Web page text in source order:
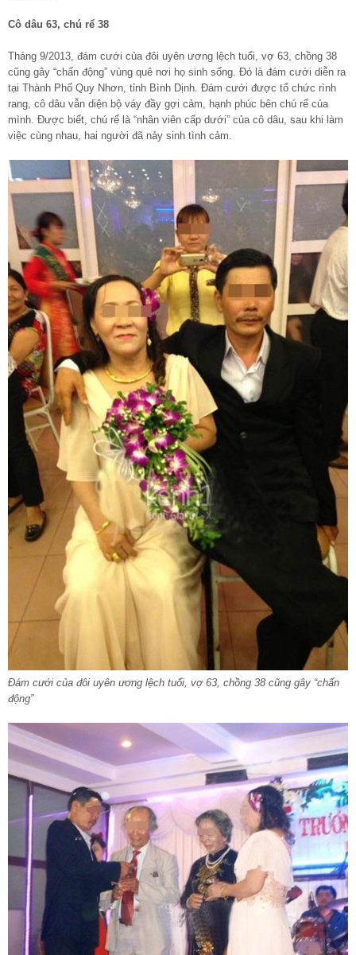
Cô dâu 63, chú rể 38
Tháng 9/2013, đám cưới của đôi uyên ương lệch tuổi, vợ 63, chồng 38
cũng gây “chấn động” vùng quê nơi họ sinh sống. Đó là đám cưới diễn ra
tại Thành Phố Quy Nhơn, tỉnh Bình Dịnh. Đám cưới được tổ chức rình
rang, cô dâu vẫn diện bộ váy đầy gợi cảm, hạnh phúc bên chú rể của
mình. Được biết, chú rể là “nhân viên cấp dưới” của cô dâu, sau khi làm
việc cùng nhau, hai người đã nảy sinh tình cảm.
Đám cưới của đôi uyên ương lệch tuổi, vợ 63, chồng 38 cũng gây “chấn
động”